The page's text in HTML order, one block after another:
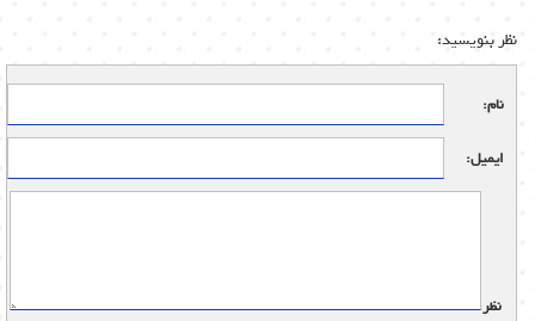
نظر بنویسید:
نام:
ایمیل:
نظر: